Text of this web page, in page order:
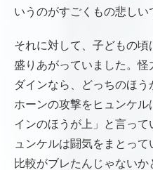
いうのがすごくもの悲しい
それに対して、子どもの
盛りあがっていました。
ダインなら、どっちのほ
ホーンの攻撃をヒュンケ
インのほうが上」と言っ
ュンケルは闘気をまとっ
比較がブレたんじゃない